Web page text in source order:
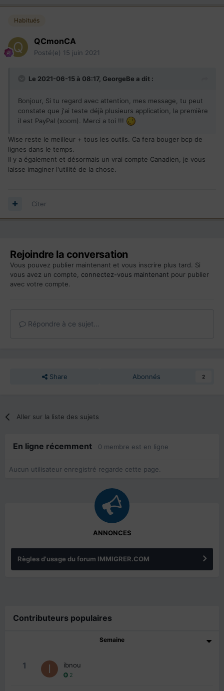
Habitués
QCmonCA
Posté(e) 15 juin 2021
Le 2021-06-15 à 08:17, GeorgeBe a dit :
Bonjour, Si tu regard avec attention, mes message, tu peut
constate que j'ai teste déjà plusieurs application, la première
il est PayPal (xoom). Merci a toi !!!
Wise reste le meilleur + tous les outils. Ca fera bouger bcp de
lignes dans le temps.
Il y a également et désormais un vrai compte Canadien, je vous
laisse imaginer l'utilité de la chose.
Citer
Rejoindre la conversation
Vous pouvez publier maintenant et vous inscrire plus tard. Si
vous avez un compte, connectez-vous maintenant pour publier
avec votre compte.
Répondre à ce sujet…
Share Abonnés 2
Aller sur la liste des sujets
En ligne récemment 0 membre est en ligne
Aucun utilisateur enregistré regarde cette page.
ANNONCES
Règles d'usage du forum IMMIGRER.COM
Contributeurs populaires
Semaine
1 ibnou
2